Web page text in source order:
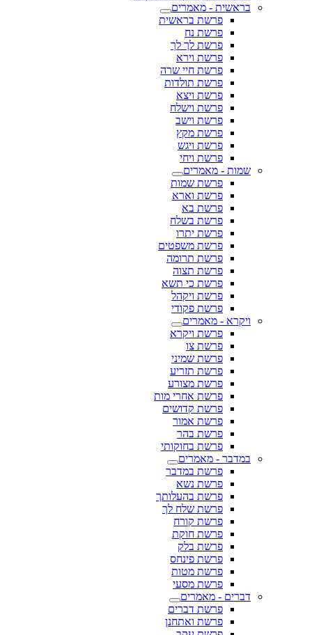
בראשית - מאמרים
פרשת בראשית
פרשת נח
פרשת לך לך
פרשת וירא
פרשת חיי שרה
פרשת תולדות
פרשת ויצא
פרשת וישלח
פרשת וישב
פרשת מקץ
פרשת ויגש
פרשת ויחי
שמות - מאמרים
פרשת שמות
פרשת וארא
פרשת בא
פרשת בשלח
פרשת יתרו
פרשת משפטים
פרשת תרומה
פרשת תצוה
פרשת כי תשא
פרשת ויקהל
פרשת פקודי
ויקרא - מאמרים
פרשת ויקרא
פרשת צו
פרשת שמיני
פרשת תזריע
פרשת מצורע
פרשת אחרי מות
פרשת קדושים
פרשת אמור
פרשת בהר
פרשת בחוקותי
במדבר - מאמרים
פרשת במדבר
פרשת נשא
פרשת בהעלותך
פרשת שלח לך
פרשת קורח
פרשת חוקת
פרשת בלק
פרשת פינחס
פרשת מטות
פרשת מסעי
דברים - מאמרים
פרשת דברים
פרשת ואתחנן